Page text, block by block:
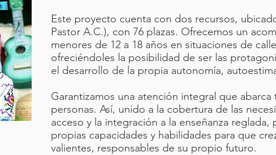
Este proyecto cuenta con dos recursos,
Pastor A.C.), con 76 plazas. Ofrecemos un
menores de 12 a 18 años en situaciones de
ofreciéndoles la posibilidad de ser las
el desarrollo de la propia autonomía,
Garantizamos una atención integral que
personas. Así, unido a la cobertura de las
acceso y la integración a la enseñanza
propias capacidades y habilidades para que
valientes, responsables de su propio futuro.